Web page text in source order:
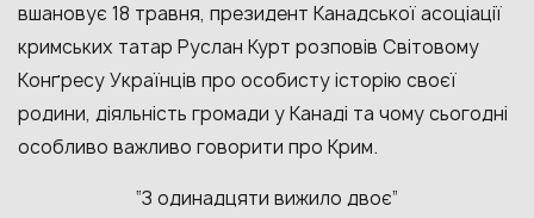
вшановує 18 травня, президент Канадської асоціації
кримських татар Руслан Курт розповів Світовому
Конґресу Українців про особисту історію своєї
родини, діяльність громади у Канаді та чому сьогодні
особливо важливо говорити про Крим.
“З одинадцяти вижило двоє”